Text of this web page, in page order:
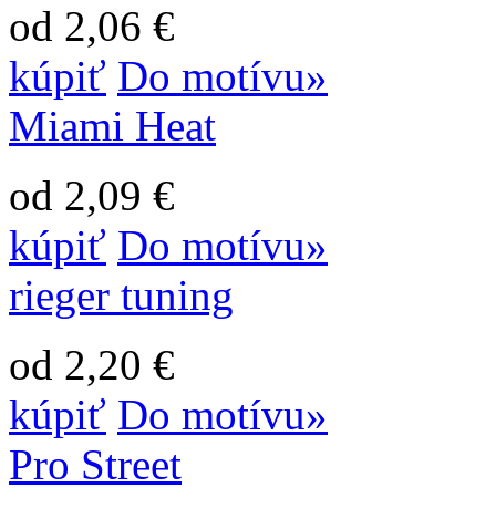
od 2,06 €
kúpiť Do motívu»
Miami Heat
od 2,09 €
kúpiť Do motívu»
rieger tuning
od 2,20 €
kúpiť Do motívu»
Pro Street